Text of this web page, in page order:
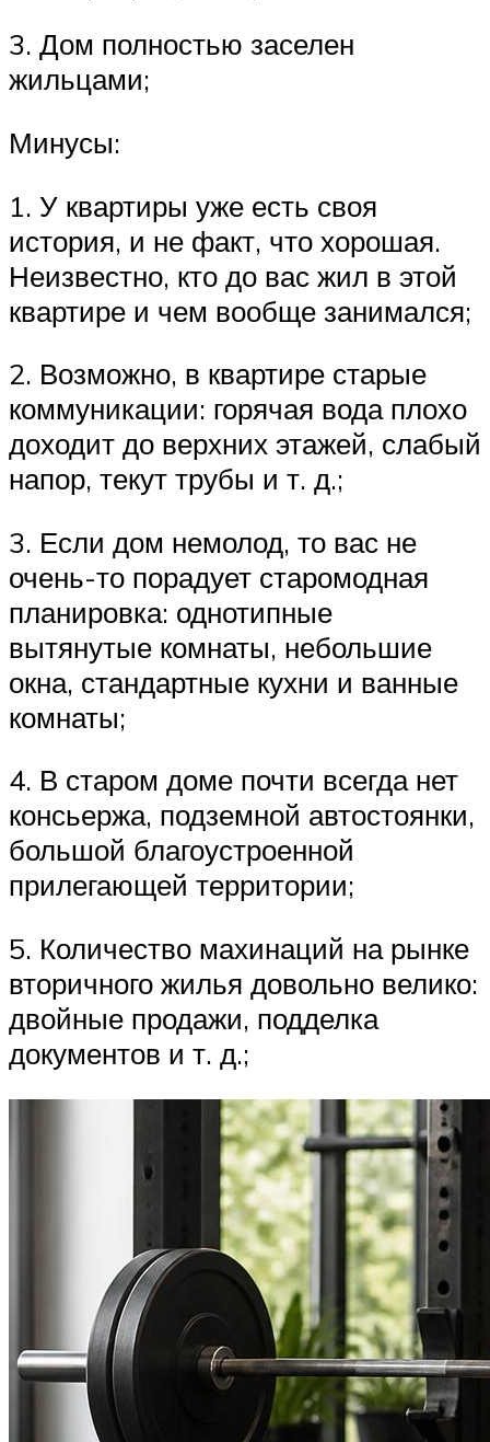
3. Дом полностью заселен
жильцами;
Минусы:
1. У квартиры уже есть своя
история, и не факт, что хорошая.
Неизвестно, кто до вас жил в этой
квартире и чем вообще занимался;
2. Возможно, в квартире старые
коммуникации: горячая вода плохо
доходит до верхних этажей, слабый
напор, текут трубы и т. д.;
3. Если дом немолод, то вас не
очень-то порадует старомодная
планировка: однотипные
вытянутые комнаты, небольшие
окна, стандартные кухни и ванные
комнаты;
4. В старом доме почти всегда нет
консьержа, подземной автостоянки,
большой благоустроенной
прилегающей территории;
5. Количество махинаций на рынке
вторичного жилья довольно велико:
двойные продажи, подделка
документов и т. д.;